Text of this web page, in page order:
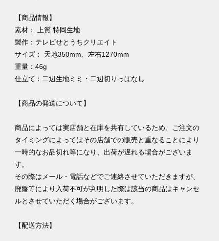
【商品情報】
素材： 上質 特岡生地
製作：テレビせとうちクリエイト
サイズ： 天地350mm、左右1270mm
重量：46g
仕立て：二辺生地ミミ・二辺切りっぱなし
【商品の発送について】
商品によっては実店舗と在庫を共有しているため、ご注文の
タイミングによってはその店舗での販売と重なることにより
一時的なお品切れ等になり、出荷が遅れる場合がございま
す。
その際はメール・電話などでご連絡させていただきますが、
廃盤等により入荷不可が判明した際は該当の商品はキャンセ
ルとさせていただく場合がございます。
【配送方法】